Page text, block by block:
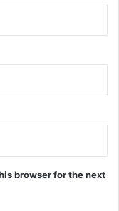
browser for the next